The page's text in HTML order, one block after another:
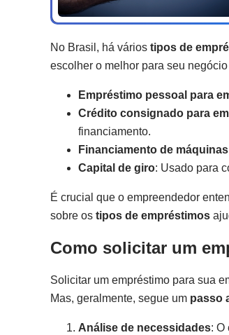
No Brasil, há vários tipos de
escolher o melhor para seu
Empréstimo pessoal para
Crédito consignado para
financiamento.
Financiamento de
Capital de giro: Usado para
É crucial que o empreendedor
sobre os tipos de empréstimos
Como solicitar um
Solicitar um empréstimo para sua
Mas, geralmente, segue um passo
Análise de necessidades: O